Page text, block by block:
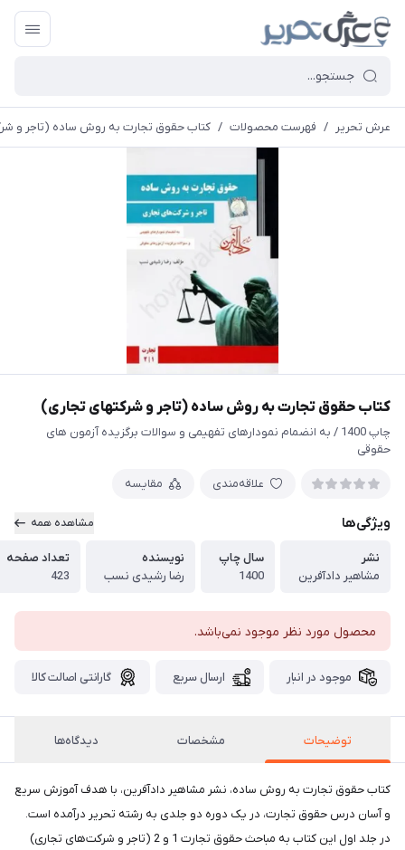
عرش تحریر / فهرست محصولات / کتاب حقوق تجارت به روش ساده (تاجر و
کتاب حقوق تجارت به روش ساده (تاجر و شرکتهای تجاری)
چاپ 1400 / به انضمام نمودارهای تفهیمی و سوالات برگزیده آزمون های
حقوقی
علاقه‌مندی مقایسه
ویژگی‌ها مشاهده همه
نشر
مشاهیر دادآفرین
سال چاپ
1400
نویسنده
رضا رشیدی نسب
تعداد صفحه
423
محصول مورد نظر موجود نمی‌باشد.
موجود در انبار ارسال سریع گارانتی اصالت کالا
توضیحات مشخصات دیدگاه‌ها
کتاب حقوق تجارت به روش ساده، نشر مشاهیر دادآفرین، با هدف آموزش سریع
و آسان درس حقوق تجارت، در یک دوره دو جلدی به رشته تحریر درآمده است.
در جلد اول این کتاب به مباحث حقوق تجارت 1 و 2 (تاجر و شرکت‌های تجاری)